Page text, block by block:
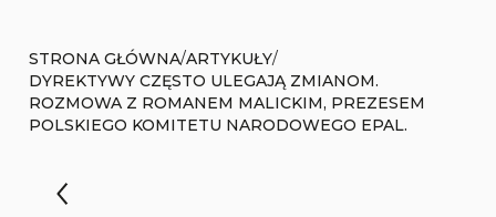
STRONA GŁÓWNA/ARTYKUŁY/
DYREKTYWY CZĘSTO ULEGAJĄ ZMIANOM.
ROZMOWA Z ROMANEM MALICKIM, PREZESEM
POLSKIEGO KOMITETU NARODOWEGO EPAL.